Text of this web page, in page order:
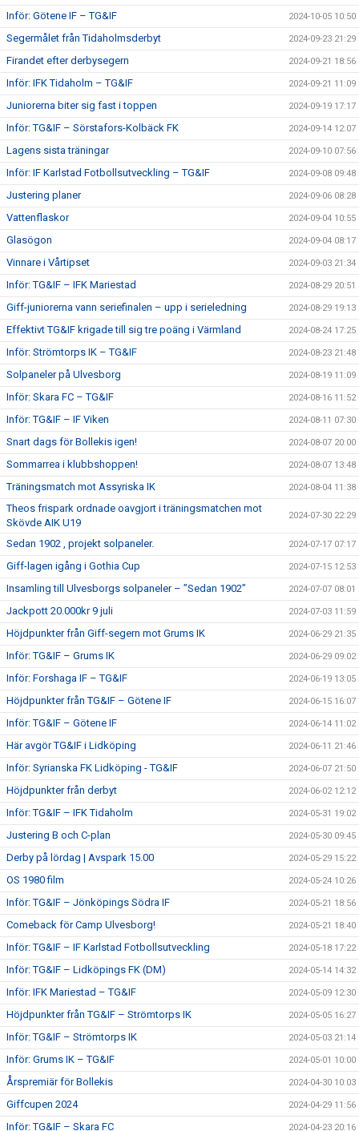
Inför: Götene IF – TG&IF 2024-10-05 10:50
Segermålet från Tidaholmsderbyt 2024-09-23 21:29
Firandet efter derbysegern 2024-09-21 18:56
Inför: IFK Tidaholm – TG&IF 2024-09-21 11:09
Juniorerna biter sig fast i toppen 2024-09-19 17:17
Inför: TG&IF – Sörstafors-Kolbäck FK 2024-09-14 12:07
Lagens sista träningar 2024-09-10 07:56
Inför: IF Karlstad Fotbollsutveckling – TG&IF 2024-09-08 09:48
Justering planer 2024-09-06 08:28
Vattenflaskor 2024-09-04 10:55
Glasögon 2024-09-04 08:17
Vinnare i Vårtipset 2024-09-03 21:34
Inför: TG&IF – IFK Mariestad 2024-08-29 20:51
Giff-juniorerna vann seriefinalen – upp i serieledning 2024-08-29 19:13
Effektivt TG&IF krigade till sig tre poäng i Värmland 2024-08-24 17:25
Inför: Strömtorps IK – TG&IF 2024-08-23 21:48
Solpaneler på Ulvesborg 2024-08-19 11:09
Inför: Skara FC – TG&IF 2024-08-16 11:52
Inför: TG&IF – IF Viken 2024-08-11 07:30
Snart dags för Bollekis igen! 2024-08-07 20:00
Sommarrea i klubbshoppen! 2024-08-07 13:48
Träningsmatch mot Assyriska IK 2024-08-04 11:38
Theos frispark ordnade oavgjort i träningsmatchen mot
Skövde AIK U19
2024-07-30 22:29
Sedan 1902 , projekt solpaneler. 2024-07-17 07:17
Giff-lagen igång i Gothia Cup 2024-07-15 12:53
Insamling till Ulvesborgs solpaneler – ”Sedan 1902” 2024-07-07 08:01
Jackpott 20.000kr 9 juli 2024-07-03 11:59
Höjdpunkter från Giff-segern mot Grums IK 2024-06-29 21:35
Inför: TG&IF – Grums IK 2024-06-29 09:02
Inför: Forshaga IF – TG&IF 2024-06-19 13:05
Höjdpunkter från TG&IF – Götene IF 2024-06-15 16:07
Inför: TG&IF – Götene IF 2024-06-14 11:02
Här avgör TG&IF i Lidköping 2024-06-11 21:46
Inför: Syrianska FK Lidköping - TG&IF 2024-06-07 21:50
Höjdpunkter från derbyt 2024-06-02 12:12
Inför: TG&IF – IFK Tidaholm 2024-05-31 19:02
Justering B och C-plan 2024-05-30 09:45
Derby på lördag | Avspark 15.00 2024-05-29 15:22
OS 1980 film 2024-05-24 10:26
Inför: TG&IF – Jönköpings Södra IF 2024-05-21 18:56
Comeback för Camp Ulvesborg! 2024-05-21 18:40
Inför: TG&IF – IF Karlstad Fotbollsutveckling 2024-05-18 17:22
Inför: TG&IF – Lidköpings FK (DM) 2024-05-14 14:32
Inför: IFK Mariestad – TG&IF 2024-05-09 12:30
Höjdpunkter från TG&IF – Strömtorps IK 2024-05-05 16:27
Inför: TG&IF – Strömtorps IK 2024-05-03 21:14
Inför: Grums IK – TG&IF 2024-05-01 10:00
Årspremiär för Bollekis 2024-04-30 10:03
Giffcupen 2024 2024-04-29 11:56
Inför: TG&IF – Skara FC 2024-04-23 20:16